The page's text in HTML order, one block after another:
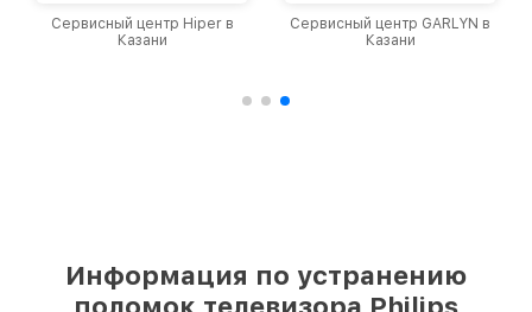
Сервисный центр Hiper в
Казани
Сервисный центр GARLYN в
Казани
Информация по устранению